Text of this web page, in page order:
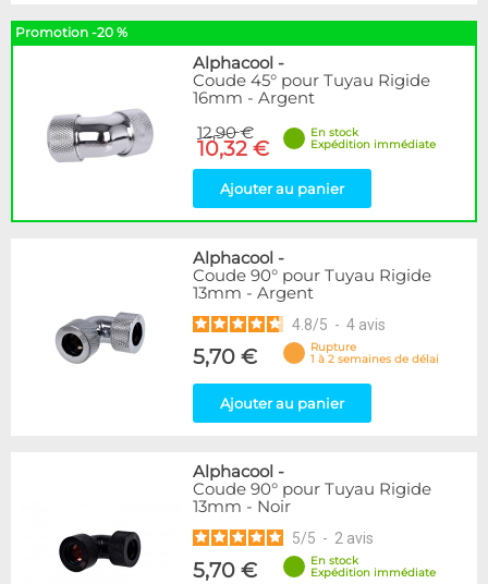
Promotion -20 %
Alphacool -
Coude 45° pour Tuyau Rigide
16mm - Argent
12,90 €
10,32 €
En stock
Expédition immédiate
Ajouter au panier
Alphacool -
Coude 90° pour Tuyau Rigide
13mm - Argent
4.8/5 - 4 avis
5,70 €
Rupture
1 à 2 semaines de délai
Ajouter au panier
Alphacool -
Coude 90° pour Tuyau Rigide
13mm - Noir
5/5 - 2 avis
5,70 €
En stock
Expédition immédiate